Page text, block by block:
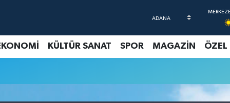
KÜLTÜR SANAT SPOR MAGAZİN ÖZEL